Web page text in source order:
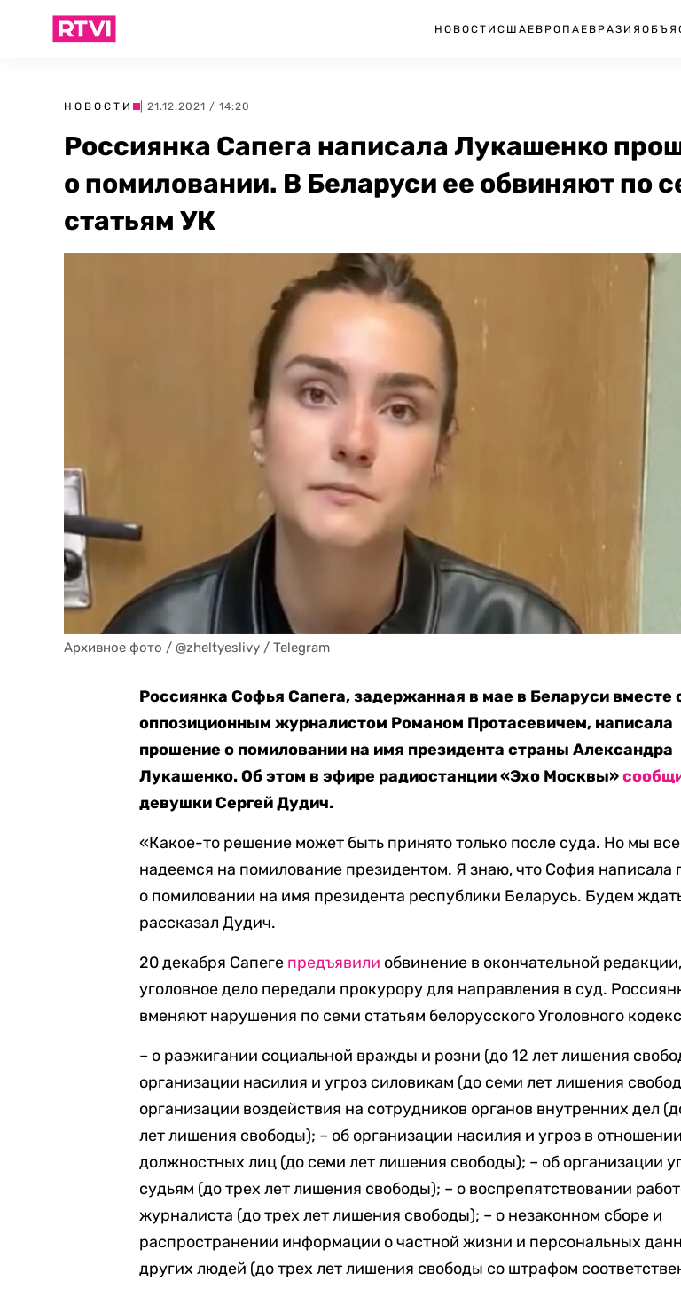
НОВОСТИ США ЕВРОПА ЕВРАЗИЯ
НОВОСТИ | 21.12.2021 / 14:20
Россиянка Сапега написала Лукашенко
о помиловании. В Беларуси ее обвиняют по
статьям УК
Архивное фото / @zheltyeslivy / Telegram
Россиянка Софья Сапега, задержанная в мае в Беларуси вместе
оппозиционным журналистом Романом Протасевичем, написала
прошение о помиловании на имя президента страны Александра
Лукашенко. Об этом в эфире радиостанции «Эхо Москвы»
девушки Сергей Дудич.
«Какое-то решение может быть принято только после суда. Но мы
надеемся на помилование президентом. Я знаю, что София написала
о помиловании на имя президента республики Беларусь. Будем
рассказал Дудич.
20 декабря Сапеге предъявили обвинение в окончательной редакции,
уголовное дело передали прокурору для направления в суд.
вменяют нарушения по семи статьям белорусского Уголовного
– о разжигании социальной вражды и розни (до 12 лет лишения
организации насилия и угроз силовикам (до семи лет лишения
организации воздействия на сотрудников органов внутренних дел
лет лишения свободы); – об организации насилия и угроз в отношении
должностных лиц (до семи лет лишения свободы); – об организации
судьям (до трех лет лишения свободы); – о воспрепятствовании
журналиста (до трех лет лишения свободы); – о незаконном сборе и
распространении информации о частной жизни и персональных
других людей (до трех лет лишения свободы со штрафом